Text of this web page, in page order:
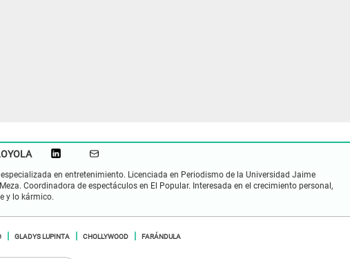
en entretenimiento. Licenciada en Periodismo de la Universidad Jaime
Coordinadora de espectáculos en El Popular. Interesada en el crecimiento personal,
y lo kármico.
GLADYS LUPINTA CHOLLYWOOD FARÁNDULA